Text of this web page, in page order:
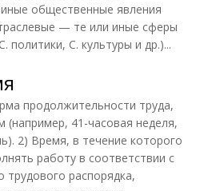
общественные явления
— те или иные сферы
политики, С. культуры и др.)...
продолжительности труда,
(например, 41-часовая неделя,
2) Время, в течение которого
работу в соответствии с
трудового распорядка,